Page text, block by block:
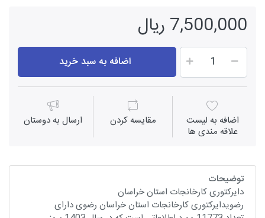
7,500,000 ریال
اضافه به سبد خرید
اضافه به لیست
علاقه مندی ها
مقايسه كردن ارسال به دوستان
توضیحات
دایرکتوری کارخانجات استان خراسان
رضویدایرکتوری کارخانجات استان خراسان رضوی دارای